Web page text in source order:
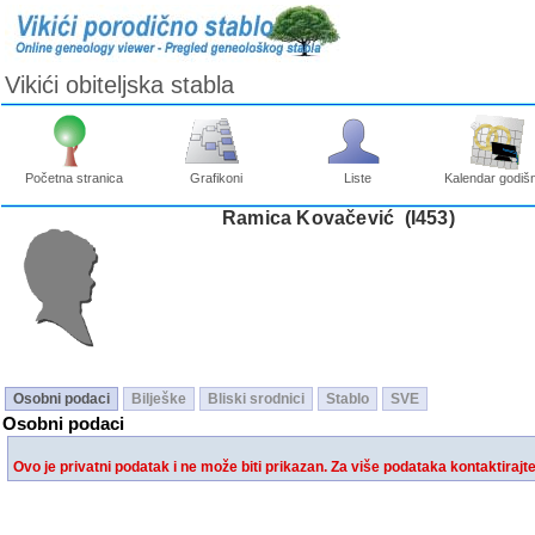
Vikići obiteljska stabla
Početna stranica Grafikoni Liste Kalendar
Ramica Kovačević ‎(I453)‎
Osobni podaci Bilješke Bliski srodnici Stablo SVE
Osobni podaci
Ovo je privatni podatak i ne može biti prikazan. Za više podataka